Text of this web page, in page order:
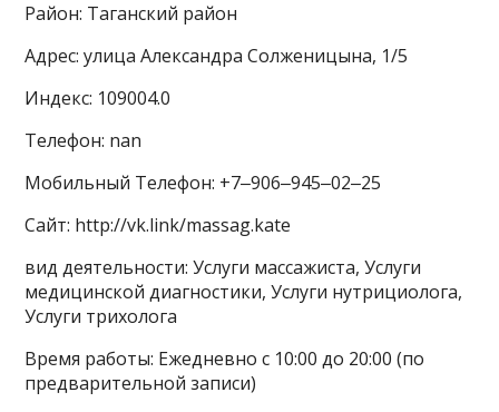
Район: Таганский район
Адрес: улица Александра Солженицына, 1/5
Индекс: 109004.0
Телефон: nan
Мобильный Телефон: +7‒906‒945‒02‒25
Сайт: http://vk.link/massag.kate
вид деятельности: Услуги массажиста, Услуги
медицинской диагностики, Услуги нутрициолога,
Услуги трихолога
Время работы: Ежедневно с 10:00 до 20:00 (по
предварительной записи)